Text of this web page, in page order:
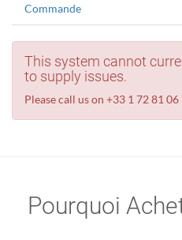
Commande
This system cannot
to supply issues.
Please call us on +33 1 72 81
Pourquoi